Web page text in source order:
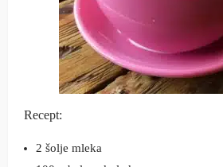
Recept:
2 šolje mleka